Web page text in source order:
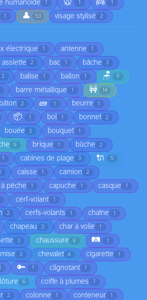
humanoïde 1 🐭 1 👼 1
1 👤 53 visage stylisé 2
électrique 1 antenne 1
assiette 2 bac 1 bâche 2
2 balise 1 ballon 1 🪑 9
barre métallique 1 🚧 14
bâton 2 🧱 1 beurre 1
📦 1 bol 1 bonnet 2
bouée 3 bouquet 1
9 brique 1 bûche 2
1 cabines de plage 3 🔌 5
caisse 1 camion 2
pêche 1 capuche 1 casque 1
cerf-volant 1
2 cerfs-volants 1 chaîne 1
chapeau 3 char à voile 1
3 chaussure 9 🛤️ 1
3 chevalet 4 cigarette 1
🔑 1 clignotant 1
6 coiffe à plumes 1
2 colonne 1 conteneur 1